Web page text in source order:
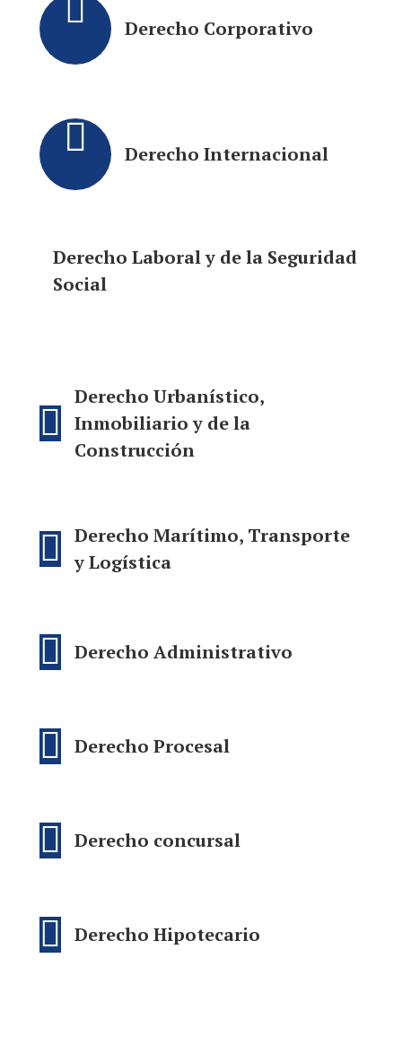
Derecho Corporativo
Derecho Internacional
Derecho Laboral y de la Seguridad
Social
Derecho Urbanístico,
Inmobiliario y de la
Construcción
Derecho Marítimo, Transporte
y Logística
Derecho Administrativo
Derecho Procesal
Derecho concursal
Derecho Hipotecario